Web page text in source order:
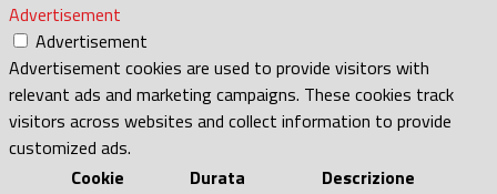
Advertisement
Advertisement
Advertisement cookies are used to provide visitors with
relevant ads and marketing campaigns. These cookies track
visitors across websites and collect information to provide
customized ads.
Cookie
Durata Descrizione